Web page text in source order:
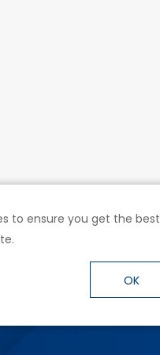
to ensure you get the best
OK